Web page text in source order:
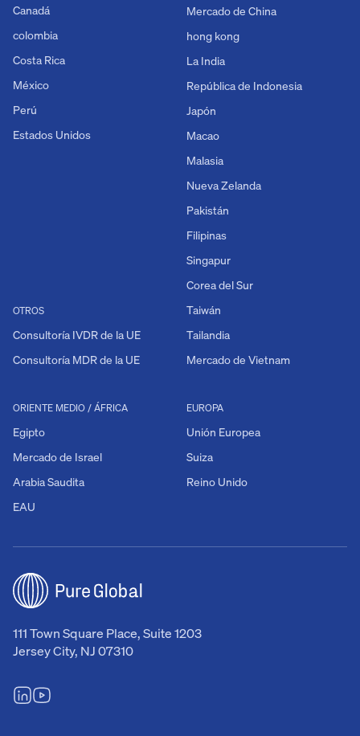
111 Town Square Place, Suite 1203
Jersey City, NJ 07310
Canadá
colombia
Costa Rica
México
Perú
Estados Unidos
OTROS
Consultoría IVDR de la UE
Consultoría MDR de la UE
EUROPA
Unión Europea
Suiza
Reino Unido
ORIENTE MEDIO / ÁFRICA
Egipto
Mercado de Israel
Arabia Saudita
EAU
Mercado de China
hong kong
La India
República de Indonesia
Japón
Macao
Malasia
Nueva Zelanda
Pakistán
Filipinas
Singapur
Corea del Sur
Taiwán
Tailandia
Mercado de Vietnam